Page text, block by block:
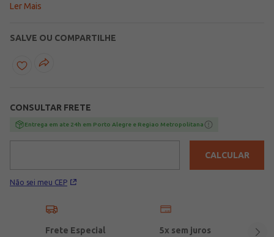
proporciona ajuste perfeito e um visual moderno, além de barra
feminilidade à peça. Ideal para compor looks casuais e
encantadores para o dia a dia!\n\nTecido: Moletinho\nComposição:
73% algodão, 22% poliéster, 05% elastano
Ler Mais
SALVE OU COMPARTILHE
CONSULTAR FRETE
Entrega em ate 24h em Porto Alegre e Regiao Metropolitana
Não sei meu CEP
CALCULAR
Frete Especial 5x sem juros